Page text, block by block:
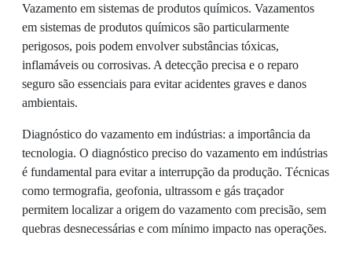
Vazamento em sistemas de produtos químicos. Vazamentos
em sistemas de produtos químicos são particularmente
perigosos, pois podem envolver substâncias tóxicas,
inflamáveis ou corrosivas. A detecção precisa e o reparo
seguro são essenciais para evitar acidentes graves e danos
ambientais.
Diagnóstico do vazamento em indústrias: a importância da
tecnologia. O diagnóstico preciso do vazamento em indústrias
é fundamental para evitar a interrupção da produção. Técnicas
como termografia, geofonia, ultrassom e gás traçador
permitem localizar a origem do vazamento com precisão, sem
quebras desnecessárias e com mínimo impacto nas operações.